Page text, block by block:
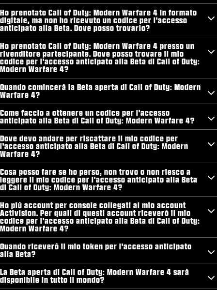
Ho prenotato Call of Duty: Modern Warfare 4 in formato
digitale, ma non ho ricevuto un codice per l'accesso
anticipato alla Beta. Dove posso trovarlo?
Ho prenotato Call of Duty: Modern Warfare 4 presso un
rivenditore partecipante. Dove posso trovare il mio
codice per l'accesso anticipato alla Beta di Call of Duty:
Modern Warfare 4?
Quando comincerà la Beta aperta di Call of Duty: Modern
Warfare 4?
Come faccio a ottenere un codice per l'accesso
anticipato alla Beta di Call of Duty: Modern Warfare 4?
Dove devo andare per riscattare il mio codice per
l'accesso anticipato alla Beta di Call of Duty: Modern
Warfare 4?
Cosa posso fare se ho perso, non trovo o non riesco a
leggere il mio codice per l'accesso anticipato alla Beta
di Call of Duty: Modern Warfare 4?
Ho più account per console collegati al mio account
Activision. Per quali di questi account riceverò il mio
codice per l'accesso anticipato alla Beta di Call of Duty:
Modern Warfare 4?
Quando riceverò il mio token per l'accesso anticipato
alla Beta?
La Beta aperta di Call of Duty: Modern Warfare 4 sarà
disponibile in tutto il mondo?